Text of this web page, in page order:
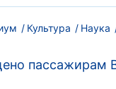
Культура Наука
пассажирам